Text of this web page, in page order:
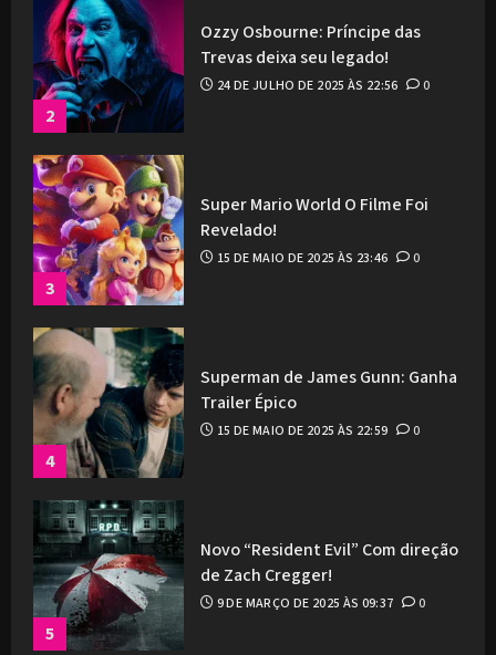
2
Ozzy Osbourne: Príncipe das
Trevas deixa seu legado!
24 DE JULHO DE 2025 ÀS 22:56 0
3
Super Mario World O Filme Foi
Revelado!
15 DE MAIO DE 2025 ÀS 23:46 0
4
Superman de James Gunn: Ganha
Trailer Épico
15 DE MAIO DE 2025 ÀS 22:59 0
5
Novo “Resident Evil” Com direção
de Zach Cregger!
9 DE MARÇO DE 2025 ÀS 09:37 0